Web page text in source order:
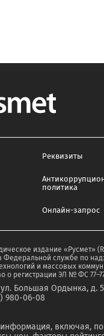
Реквизиты
политика
Онлайн-запрос
издание «Русмет»
Федеральной службе по
и массовых
о регистрации ЭЛ № ФС
ул. Большая Ордынка, д.
980-06-08
включая,